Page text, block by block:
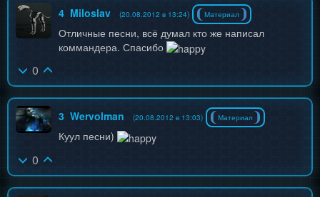
4 Miloslav (20.08.2012 в 13:24) Материал
Отличные песни, всё думал кто же написал
коммандера. Спасибо
0
3 Wervolman (20.08.2012 в 13:03) Материал
Куул песни)
0